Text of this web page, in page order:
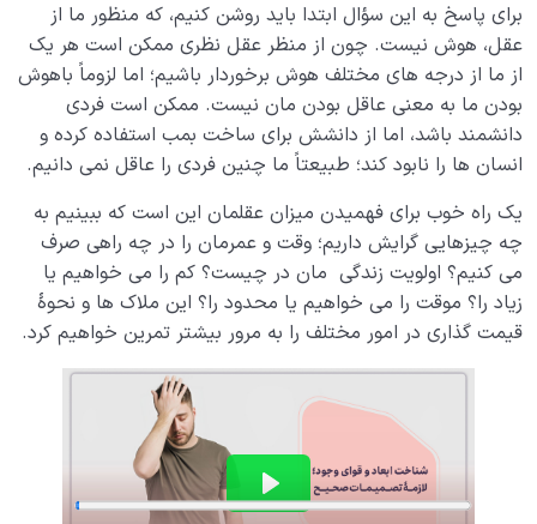
برای پاسخ به این سؤال ابتدا باید روشن کنیم، که منظور ما از
عقل، هوش نیست. چون از منظر عقل نظری ممکن است هر یک
از ما از درجه های مختلف هوش برخوردار باشیم؛ اما لزوماً باهوش
بودن ما به معنی عاقل بودن مان نیست. ممکن است فردی
دانشمند باشد، اما از دانشش برای ساخت بمب استفاده کرده و
انسان ها را نابود کند؛ طبیعتاً ما چنین فردی را عاقل نمی دانیم.
یک راه خوب برای فهمیدن میزان عقلمان این است که ببینیم به
چه چیزهایی گرایش داریم؛ وقت و عمرمان را در چه راهی صرف
می کنیم؟ اولویت زندگی مان در چیست؟ کم را می خواهیم یا
زیاد را؟ موقت را می خواهیم یا محدود را؟ این ملاک ها و نحوۀ
قیمت گذاری در امور مختلف را به مرور بیشتر تمرین خواهیم کرد.